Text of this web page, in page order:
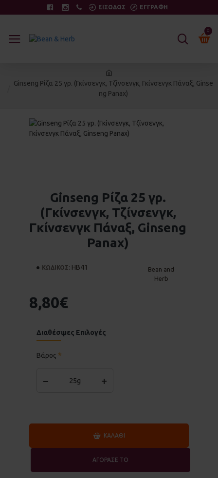
ΕΙΣΟΔΟΣ ΕΓΓΡΑΦΗ
0
Ginseng Ρίζα 25 γρ. (Γκίνσενγκ, Τζίνσενγκ, Γκίνσενγκ Πάναξ, Ginse
ng Panax)
Ginseng Ρίζα 25 γρ.
(Γκίνσενγκ, Τζίνσενγκ,
Γκίνσενγκ Πάναξ, Ginseng
Panax)
8,80€
ΚΩΔΙΚΟΣ: HΒ41
Bean and
Herb
Διαθέσιμες Επιλογές
Βάρος
− 25g +
ΚΑΛΆΘΙ
ΑΓΟΡΑΣΕ ΤΟ